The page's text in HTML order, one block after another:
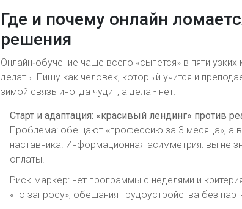
Где и почему онлайн
решения
Онлайн‑обучение чаще всего «сыпется» в пяти
делать. Пишу как человек, который учится и
зимой связь иногда чудит, а дела - нет.
Старт и адаптация: «красивый лендинг» против
Проблема: обещают «профессию за 3 месяца», а
наставника. Информационная асимметрия: вы не
оплаты.
Риск-маркер: нет программы с неделями и
«по запросу»; обещания трудоустройства без